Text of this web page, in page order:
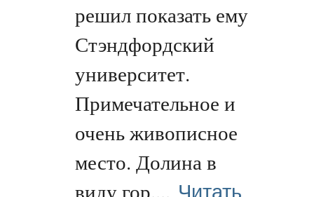
решил показать ему
Стэндфордский
университет.
Примечательное и
очень живописное
место. Долина в
виду гор.... Читать